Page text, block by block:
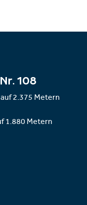
108
2.375 Metern
1.880 Metern